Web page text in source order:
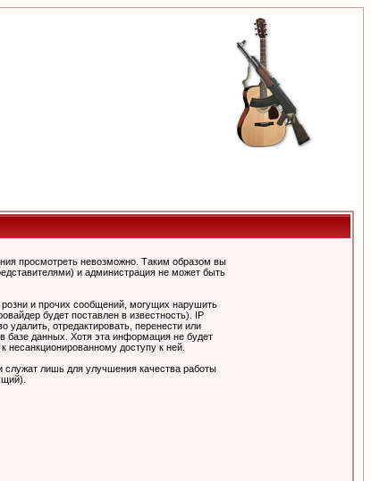
просмотреть невозможно. Таким образом вы
и администрация не может быть
и прочих сообщений, могущих нарушить
будет поставлен в известность). IP
отредактировать, перенести или
базе данных. Хотя эта информация не будет
доступу к ней.
лишь для улучшения качества работы